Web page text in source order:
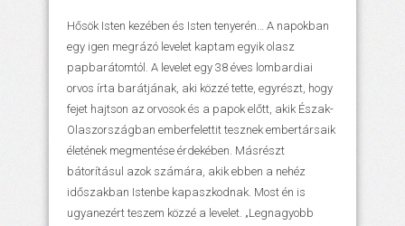
Hősök Isten kezében és Isten tenyerén… A napokban
egy igen megrázó levelet kaptam egyik olasz
papbarátomtól. A levelet egy 38 éves lombardiai
orvos írta barátjának, aki közzé tette, egyrészt, hogy
fejet hajtson az orvosok és a papok előtt, akik Észak-
Olaszországban emberfelettit tesznek embertársaik
életének megmentése érdekében. Másrészt
bátorításul azok számára, akik ebben a nehéz
időszakban Istenbe kapaszkodnak. Most én is
ugyanezért teszem közzé a levelet. „Legnagyobb